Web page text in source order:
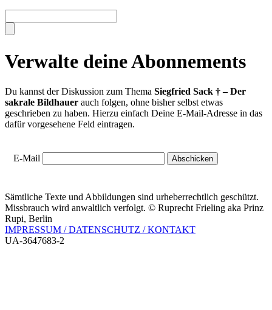
Verwalte deine Abonnements
Du kannst der Diskussion zum Thema Siegfried Sack † – Der
sakrale Bildhauer auch folgen, ohne bisher selbst etwas
geschrieben zu haben. Hierzu einfach Deine E-Mail-Adresse in das
dafür vorgesehene Feld eintragen.
E-Mail
Sämtliche Texte und Abbildungen sind urheberrechtlich geschützt.
Missbrauch wird anwaltlich verfolgt. © Ruprecht Frieling aka Prinz
Rupi, Berlin
IMPRESSUM / DATENSCHUTZ / KONTAKT
UA-3647683-2